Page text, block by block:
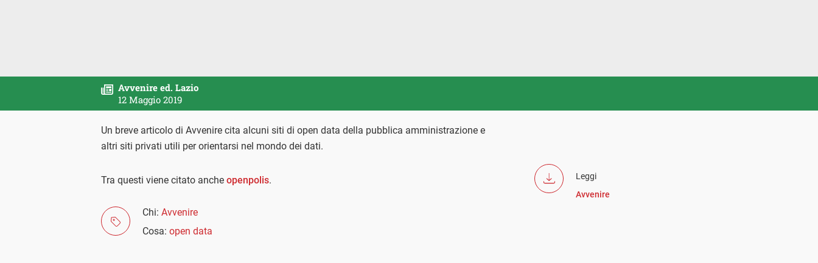
Avvenire ed. Lazio
12 Maggio 2019
Un breve articolo di Avvenire cita alcuni siti di open data della pubblica amministrazione e
altri siti privati utili per orientarsi nel mondo dei dati.
Leggi
Avvenire
Tra questi viene citato anche openpolis.
Chi: Avvenire
Cosa: open data